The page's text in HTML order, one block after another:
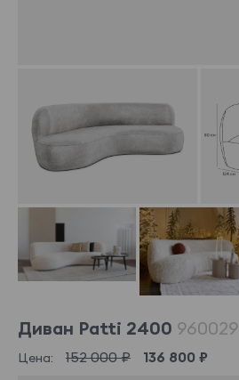
Диван Patti 2400 960029
Цена: 152 000 ₽ 136 800 ₽